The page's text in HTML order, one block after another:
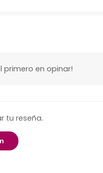
primero en opinar!
tu reseña.